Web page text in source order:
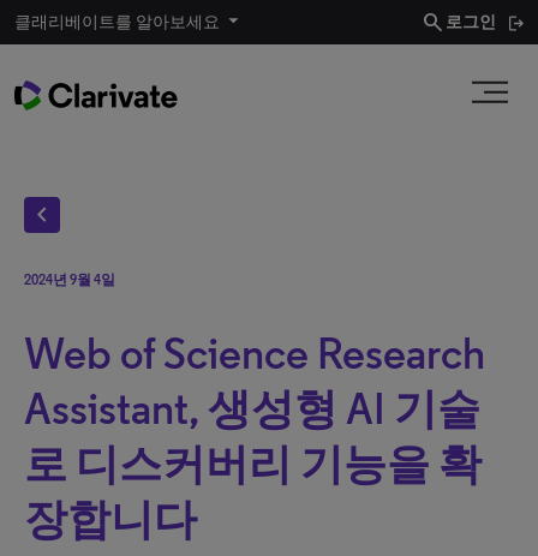
클래리베이트를 알아보세요 search 로그인
chevron_left
2024년 9월 4일
Web of Science Research
Assistant, 생성형 AI 기술
로 디스커버리 기능을 확
장합니다